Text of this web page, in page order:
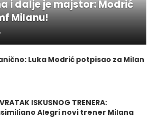
i dalje je majstor: Modrić
Milanu!
Luka Modrić potpisao za Milan
ISKUSNOG TRENERA:
Alegri novi trener Milana